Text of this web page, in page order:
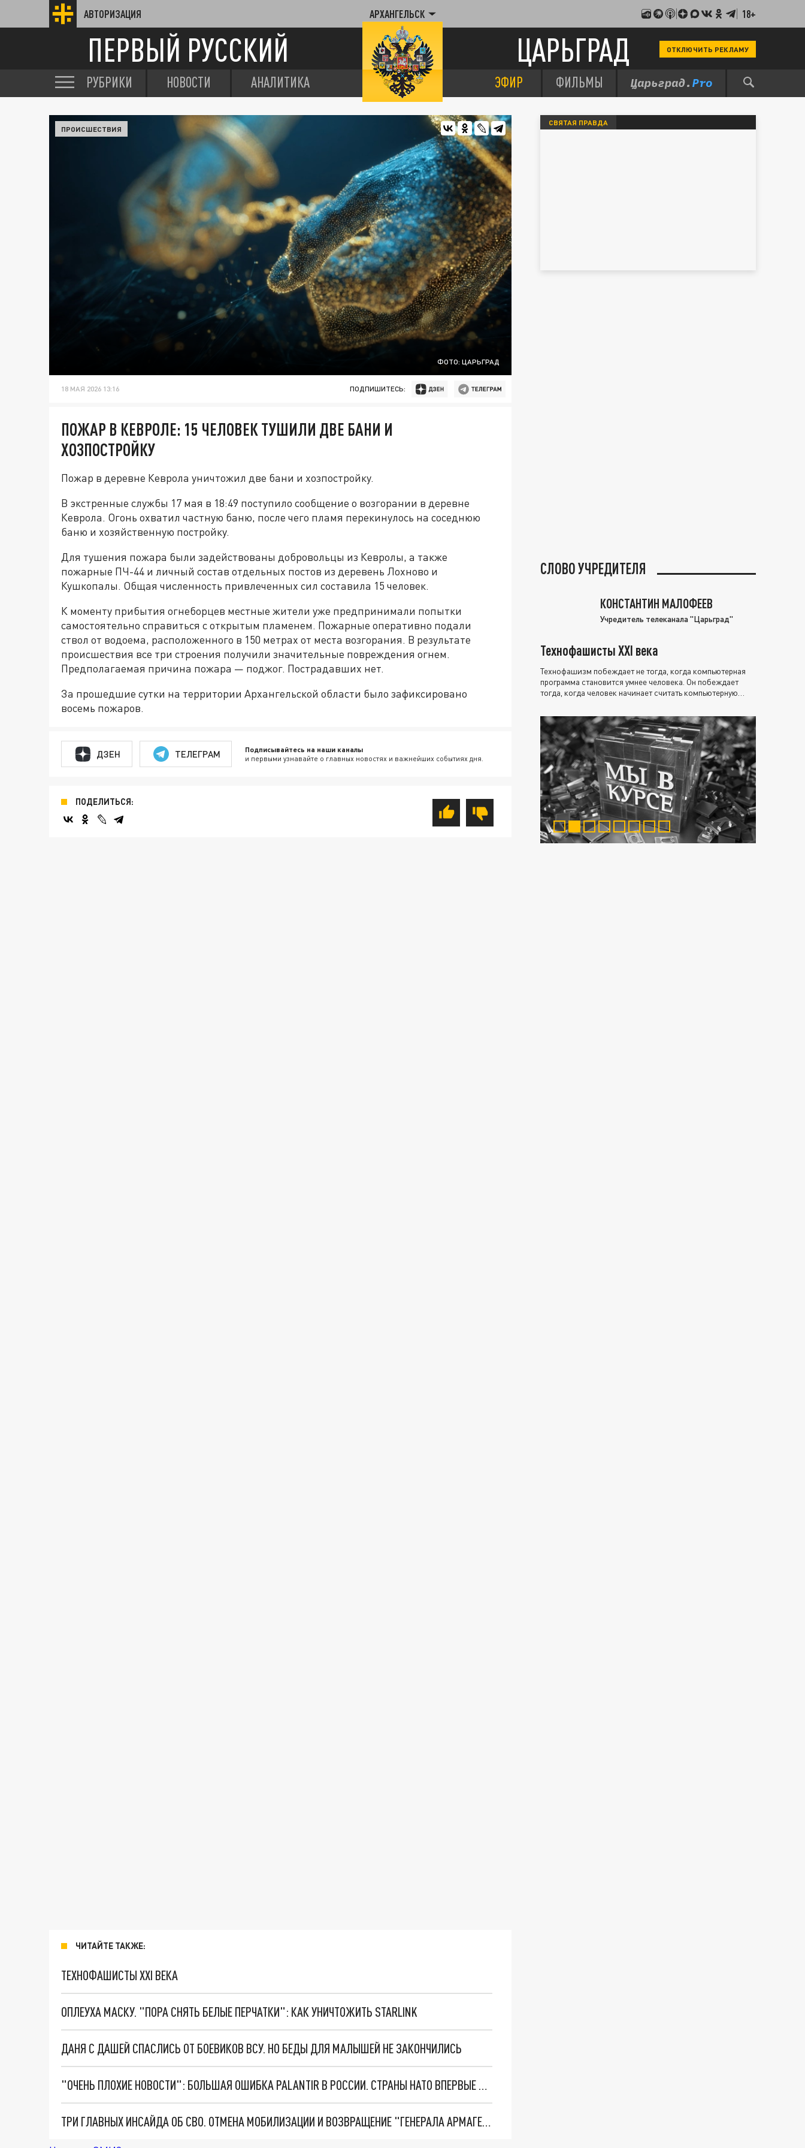
АВТОРИЗАЦИЯ АРХАНГЕЛЬСК 18+
ПЕРВЫЙ РУССКИЙ ЦАРЬГРАД ОТКЛЮЧИТЬ РЕКЛАМУ
РУБРИКИ НОВОСТИ АНАЛИТИКА ЭФИР ФИЛЬМЫ
ФОТО: ЦАРЬГРАД
ПРОИСШЕСТВИЯ
18 МАЯ 2026 13:16 ПОДПИШИТЕСЬ:
ПОЖАР В КЕВРОЛЕ: 15 ЧЕЛОВЕК ТУШИЛИ ДВЕ БАНИ И
ХОЗПОСТРОЙКУ
Пожар в деревне Кеврола уничтожил две бани и хозпостройку.
В экстренные службы 17 мая в 18:49 поступило сообщение о возгорании в деревне
Кеврола. Огонь охватил частную баню, после чего пламя перекинулось на соседнюю
баню и хозяйственную постройку.
Для тушения пожара были задействованы добровольцы из Кевролы, а также
пожарные ПЧ-44 и личный состав отдельных постов из деревень Лохново и
Кушкопалы. Общая численность привлеченных сил составила 15 человек.
К моменту прибытия огнеборцев местные жители уже предпринимали попытки
самостоятельно справиться с открытым пламенем. Пожарные оперативно подали
ствол от водоема, расположенного в 150 метрах от места возгорания. В результате
происшествия все три строения получили значительные повреждения огнем.
Предполагаемая причина пожара — поджог. Пострадавших нет.
За прошедшие сутки на территории Архангельской области было зафиксировано
восемь пожаров.
ДЗЕН ТЕЛЕГРАМ Подписывайтесь на наши каналы
и первыми узнавайте о главных новостях и важнейших событиях дня.
ПОДЕЛИТЬСЯ:
ЧИТАЙТЕ ТАКЖЕ:
ТЕХНОФАШИСТЫ XXI ВЕКА
ОПЛЕУХА МАСКУ. "ПОРА СНЯТЬ БЕЛЫЕ ПЕРЧАТКИ": КАК УНИЧТОЖИТЬ STARLINK
ДАНЯ С ДАШЕЙ СПАСЛИСЬ ОТ БОЕВИКОВ ВСУ. НО БЕДЫ ДЛЯ МАЛЫШЕЙ НЕ ЗАКОНЧИЛИСЬ
"ОЧЕНЬ ПЛОХИЕ НОВОСТИ": БОЛЬШАЯ ОШИБКА PALANTIR В РОССИИ. СТРАНЫ НАТО ВПЕРВЫЕ ЗА СВО ОСТАНОВИЛИ ПОСТАВКИ ОРУЖИЯ. ВСУ ТЕРЯЮТ ПРИГРАНИЧЬЕ?
ТРИ ГЛАВНЫХ ИНСАЙДА ОБ СВО. ОТМЕНА МОБИЛИЗАЦИИ И ВОЗВРАЩЕНИЕ "ГЕНЕРАЛА АРМАГЕДДОНА"? ОТЛИЧНЫЕ НОВОСТИ, КОТОРЫЕ ЖДАЛИ ВСЕ
СВЯТАЯ ПРАВДА
СЛОВО УЧРЕДИТЕЛЯ
КОНСТАНТИН МАЛОФЕЕВ
Учредитель телеканала "Царьград"
Технофашисты XXI века
Технофашизм побеждает не тогда, когда компьютерная
программа становится умнее человека. Он побеждает
тогда, когда человек начинает считать компьютерную